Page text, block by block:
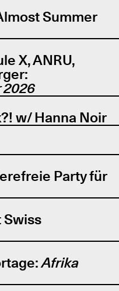
Summer
X, ANRU,
2026
w/ Hanna Noir
Party für
Afrika